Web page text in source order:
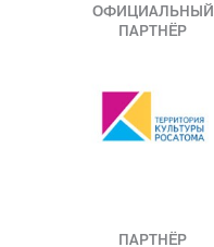
ОФИЦИАЛЬНЫЙ
ПАРТНЁР
ПАРТНЁР